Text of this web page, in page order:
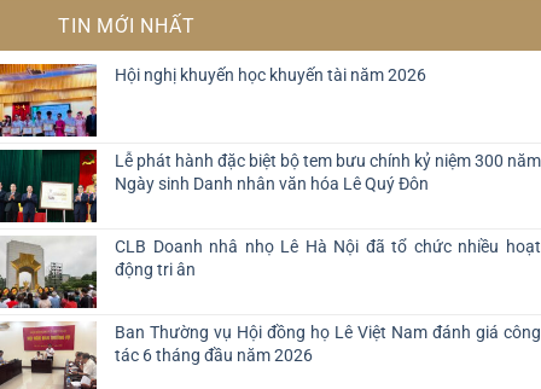
TIN MỚI NHẤT
Hội nghị khuyến học khuyến tài năm 2026
Lễ phát hành đặc biệt bộ tem bưu chính kỷ niệm 300 năm
Ngày sinh Danh nhân văn hóa Lê Quý Đôn
CLB Doanh nhâ nhọ Lê Hà Nội đã tổ chức nhiều hoạt
động tri ân
Ban Thường vụ Hội đồng họ Lê Việt Nam đánh giá công
tác 6 tháng đầu năm 2026